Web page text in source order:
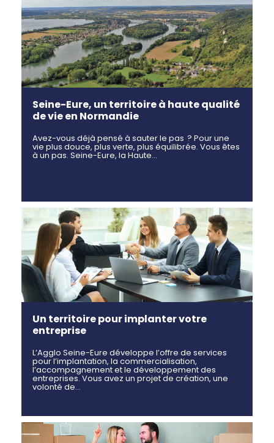
Seine-Eure, un territoire à haute qualité
de vie en Normandie
Avez-vous déjà pensé à sauter le pas ? Pour une
vie plus douce, plus verte, plus équilibrée. Vous êtes
à un pas. Seine-Eure, la Haute…
Un territoire pour implanter votre
entreprise
L’Agglo Seine-Eure développe l’offre de services
pour l’implantation, la commercialisation,
l’accompagnement et le développement des
entreprises. Vous avez un projet de création, une
volonté de…